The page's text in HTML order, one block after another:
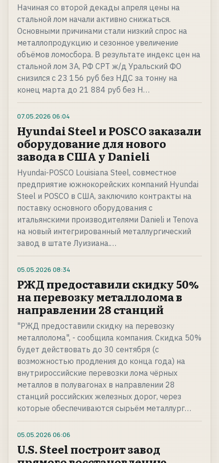
Начиная со второй декады апреля цены на
стальной лом начали активно снижаться.
Основными причинами стали низкий спрос на
металлопродукцию и сезонное увеличение
объёмов ломосбора. В результате индекс цен на
стальной лом 3А, РФ CPT ж/д Уральский ФО
снизился с 23 156 руб без НДС за тонну на
конец марта до 21 884 руб без Н…
07.05.2026 06:04
Hyundai Steel и POSCO заказали
оборудование для нового
завода в США у Danieli
Hyundai-POSCO Louisiana Steel, совместное
предприятие южнокорейских компаний Hyundai
Steel и POSCO в США, заключило контракты на
поставку основного оборудования с
итальянскими производителями Danieli и Tenova
на новый интегрированный металлургический
завод в штате Луизиана.…
05.05.2026 08:34
РЖД предоставили скидку 50%
на перевозку металлолома в
направлении 28 станций
"РЖД предоставили скидку на перевозку
металлолома", - сообщила компания. Скидка 50%
будет действовать до 30 сентября (с
возможностью продления до конца года) на
внутрироссийские перевозки лома чёрных
металлов в полувагонах в направлении 28
станций российских железных дорог, через
которые обеспечиваются сырьём металлург…
05.05.2026 06:06
U.S. Steel построит завод